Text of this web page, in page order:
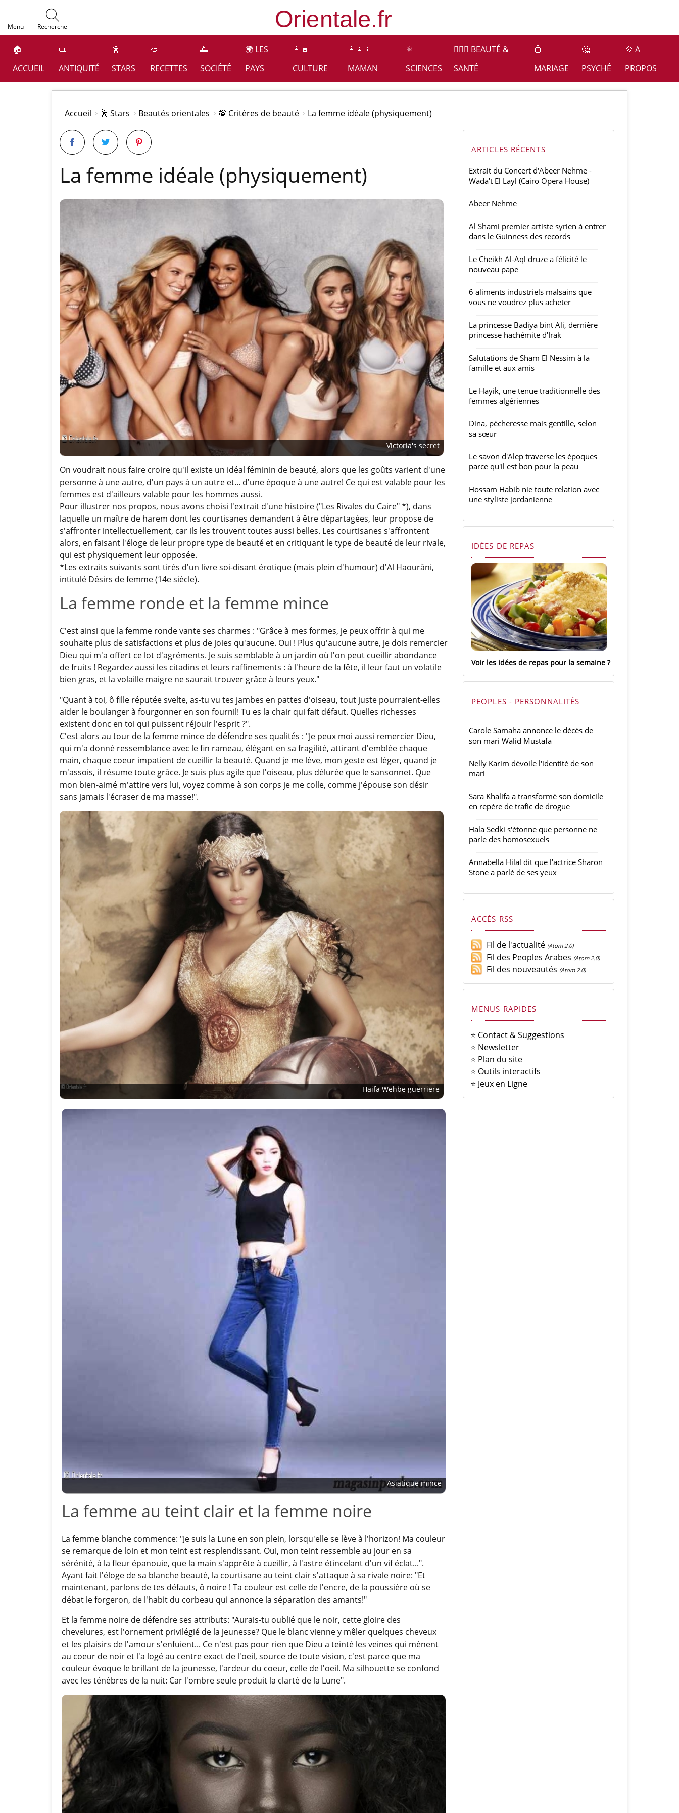
Menu Recherche
🏠
ACCUEIL
📜
ANTIQUITÉ
🕺
STARS
🥙
RECETTES
🌅
SOCIÉTÉ
🌍 LES
PAYS
👩‍🎓
CULTURE
👩‍👧‍👦
MAMAN
⚛️
SCIENCES
👩🏻‍⚕️ BEAUTÉ &
SANTÉ
💍
MARIAGE
🤔
PSYCHÉ
💠 A
PROPOS
Accueil 🕺 Stars Beautés orientales 💯 Critères de beauté La femme idéale (physiquement)
La femme idéale (physiquement)
Victoria's secret
On voudrait nous faire croire qu'il existe un idéal féminin de beauté, alors que les goûts varient d'une
personne à une autre, d'un pays à un autre et... d'une époque à une autre! Ce qui est valable pour les
femmes est d'ailleurs valable pour les hommes aussi.
Pour illustrer nos propos, nous avons choisi l'extrait d'une histoire ("Les Rivales du Caire" *), dans
laquelle un maître de harem dont les courtisanes demandent à être départagées, leur propose de
s'affronter intellectuellement, car ils les trouvent toutes aussi belles. Les courtisanes s'affrontent
alors, en faisant l'éloge de leur propre type de beauté et en critiquant le type de beauté de leur rivale,
qui est physiquement leur opposée.
*Les extraits suivants sont tirés d'un livre soi-disant érotique (mais plein d'humour) d'Al Haourâni,
intitulé Désirs de femme (14e siècle).
La femme ronde et la femme mince
C'est ainsi que la femme ronde vante ses charmes : "Grâce à mes formes, je peux offrir à qui me
souhaite plus de satisfactions et plus de joies qu'aucune. Oui ! Plus qu'aucune autre, je dois remercier
Dieu qui m'a offert ce lot d'agréments. Je suis semblable à un jardin où l'on peut cueillir abondance
de fruits ! Regardez aussi les citadins et leurs raffinements : à l'heure de la fête, il leur faut un volatile
bien gras, et la volaille maigre ne saurait trouver grâce à leurs yeux."
"Quant à toi, ô fille réputée svelte, as-tu vu tes jambes en pattes d'oiseau, tout juste pourraient-elles
aider le boulanger à fourgonner en son fournil! Tu es la chair qui fait défaut. Quelles richesses
existent donc en toi qui puissent réjouir l'esprit ?".
C'est alors au tour de la femme mince de défendre ses qualités : "Je peux moi aussi remercier Dieu,
qui m'a donné ressemblance avec le fin rameau, élégant en sa fragilité, attirant d'emblée chaque
main, chaque coeur impatient de cueillir la beauté. Quand je me lève, mon geste est léger, quand je
m'assois, il résume toute grâce. Je suis plus agile que l'oiseau, plus délurée que le sansonnet. Que
mon bien-aimé m'attire vers lui, voyez comme à son corps je me colle, comme j'épouse son désir
sans jamais l'écraser de ma masse!".
Haifa Wehbe guerriere
Asiatique mince
La femme au teint clair et la femme noire
La femme blanche commence: "Je suis la Lune en son plein, lorsqu'elle se lève à l'horizon! Ma couleur
se remarque de loin et mon teint est resplendissant. Oui, mon teint ressemble au jour en sa
sérénité, à la fleur épanouie, que la main s'apprête à cueillir, à l'astre étincelant d'un vif éclat...".
Ayant fait l'éloge de sa blanche beauté, la courtisane au teint clair s'attaque à sa rivale noire: "Et
maintenant, parlons de tes défauts, ô noire ! Ta couleur est celle de l'encre, de la poussière où se
débat le forgeron, de l'habit du corbeau qui annonce la séparation des amants!"
Et la femme noire de défendre ses attributs: "Aurais-tu oublié que le noir, cette gloire des
chevelures, est l'ornement privilégié de la jeunesse? Que le blanc vienne y mêler quelques cheveux
et les plaisirs de l'amour s'enfuient... Ce n'est pas pour rien que Dieu a teinté les veines qui mènent
au coeur de noir et l'a logé au centre exact de l'oeil, source de toute vision, c'est parce que ma
couleur évoque le brillant de la jeunesse, l'ardeur du coeur, celle de l'oeil. Ma silhouette se confond
avec les ténèbres de la nuit: Car l'ombre seule produit la clarté de la Lune".
ARTICLES RÉCENTS
Extrait du Concert d'Abeer Nehme -
Wada't El Layl (Cairo Opera House)
Abeer Nehme
Al Shami premier artiste syrien à entrer
dans le Guinness des records
Le Cheikh Al-Aql druze a félicité le
nouveau pape
6 aliments industriels malsains que
vous ne voudrez plus acheter
La princesse Badiya bint Ali, dernière
princesse hachémite d'Irak
Salutations de Sham El Nessim à la
famille et aux amis
Le Hayik, une tenue traditionnelle des
femmes algériennes
Dina, pécheresse mais gentille, selon
sa sœur
Le savon d'Alep traverse les époques
parce qu'il est bon pour la peau
Hossam Habib nie toute relation avec
une styliste jordanienne
IDÉES DE REPAS
Voir les idées de repas pour la semaine
PEOPLES - PERSONNALITÉS
Carole Samaha annonce le décès de
son mari Walid Mustafa
Nelly Karim dévoile l'identité de son
mari
Sara Khalifa a transformé son domicile
en repère de trafic de drogue
Hala Sedki s'étonne que personne ne
parle des homosexuels
Annabella Hilal dit que l'actrice Sharon
Stone a parlé de ses yeux
ACCÈS RSS
Fil de l'actualité (Atom 2.0)
Fil des Peoples Arabes (Atom 2.0)
Fil des nouveautés (Atom 2.0)
MENUS RAPIDES
⭐ Contact & Suggestions
⭐ Newsletter
⭐ Plan du site
⭐ Outils interactifs
⭐ Jeux en Ligne